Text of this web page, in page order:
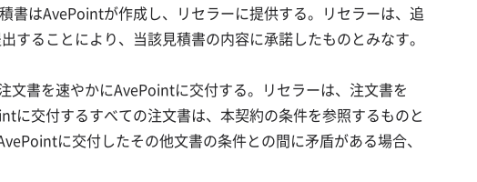
書はAvePointが作成し、リセラーに提供する。リセラーは、追
ることにより、当該見積書の内容に承諾したものとみなす。
書を速やかにAvePointに交付する。リセラーは、注文書を
交付するすべての注文書は、本契約の条件を参照するものと
に交付したその他文書の条件との間に矛盾がある場合、